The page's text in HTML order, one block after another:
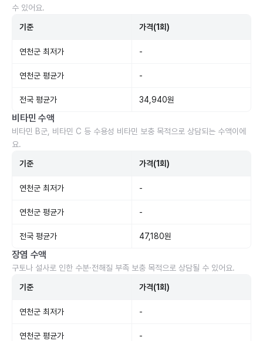
수 있어요.
기준 가격(1회)
연천군 최저가 -
연천군 평균가 -
전국 평균가 34,940원
비타민 수액
비타민 B군, 비타민 C 등 수용성 비타민 보충 목적으로 상담되는 수액이에
요.
기준 가격(1회)
연천군 최저가 -
연천군 평균가 -
전국 평균가 47,180원
장염 수액
구토나 설사로 인한 수분·전해질 부족 보충 목적으로 상담될 수 있어요.
기준 가격(1회)
연천군 최저가 -
연천군 평균가 -